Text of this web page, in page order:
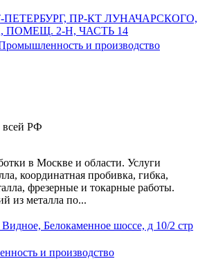
ПЕТЕРБУРГ, ПР-КТ ЛУНАЧАРСКОГО,
ПОМЕЩ. 2-Н, ЧАСТЬ 14
и производство
РФ
в Москве и области. Услуги
координатная пробивка, гибка,
фрезерные и токарные работы.
из металла по...
Белокаменное шоссе, д 10/2 стр
и производство